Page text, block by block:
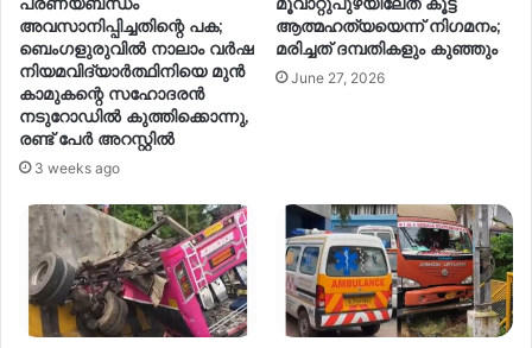
അവസാനിപ്പിച്ചതിന്റെ പക;
ബെംഗളുരുവിൽ നാലാം വർഷ
നിയമവിദ്യാർത്ഥിനിയെ മുൻ
കാമുകന്റെ സഹോദരൻ
നടുറോഡിൽ കുത്തിക്കൊന്നു,
രണ്ട് പേർ അറസ്റ്റിൽ
3 weeks ago
ആത്മഹത്യയെന്ന് നിഗമനം;
മരിച്ചത് ദമ്പതികളും കുഞ്ഞും
June 27, 2026